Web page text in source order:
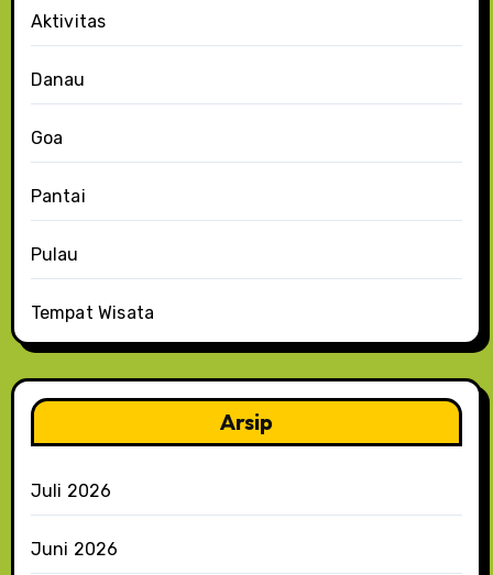
Aktivitas
Danau
Goa
Pantai
Pulau
Tempat Wisata
Arsip
Juli 2026
Juni 2026